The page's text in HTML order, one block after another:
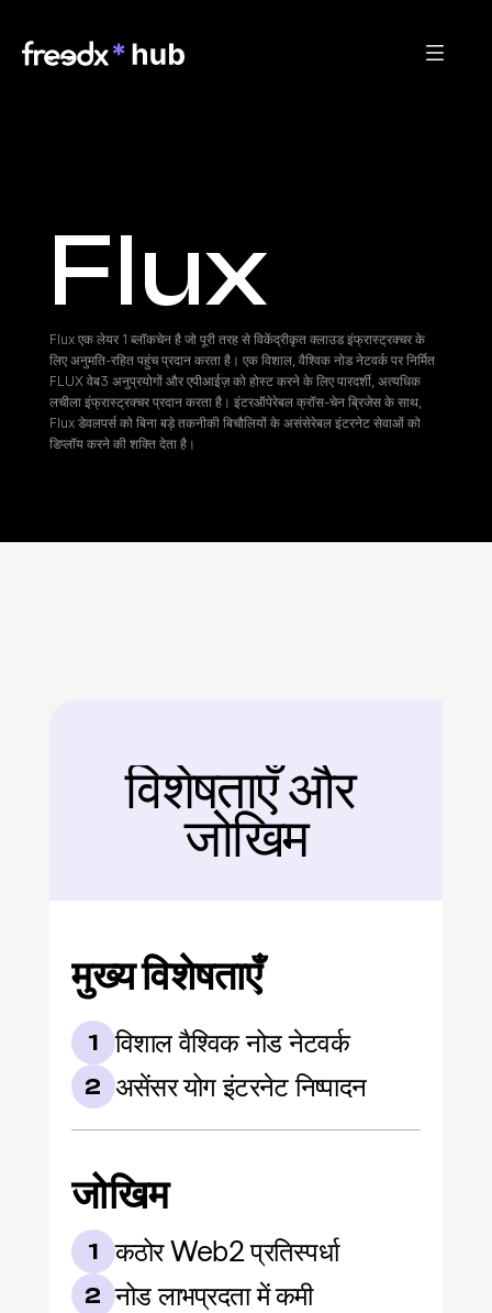
Flux
Flux एक लेयर 1 ब्लॉकचेन है जो पूरी तरह से विकेंद्रीकृत क्लाउड इंफ्रास्ट्रक्चर के
लिए अनुमति-रहित पहुंच प्रदान करता है। एक विशाल, वैश्विक नोड नेटवर्क पर निर्मित
FLUX वेब3 अनुप्रयोगों और एपीआईज़ को होस्ट करने के लिए पारदर्शी, अत्यधिक
लचीला इंफ्रास्ट्रक्चर प्रदान करता है। इंटरऑपेरेबल क्रॉस-चेन ब्रिजेस के साथ,
Flux डेवलपर्स को बिना बड़े तकनीकी बिचौलियों के असंसेरेबल इंटरनेट सेवाओं को
डिप्लॉय करने की शक्ति देता है।
बैक
विशेषताएँ और
जोखिम
मुख्य विशेषताएँ
1 विशाल वैश्विक नोड नेटवर्क
2 असेंसर योग इंटरनेट निष्पादन
जोखिम
1 कठोर Web2 प्रतिस्पर्धा
2 नोड लाभप्रदता में कमी